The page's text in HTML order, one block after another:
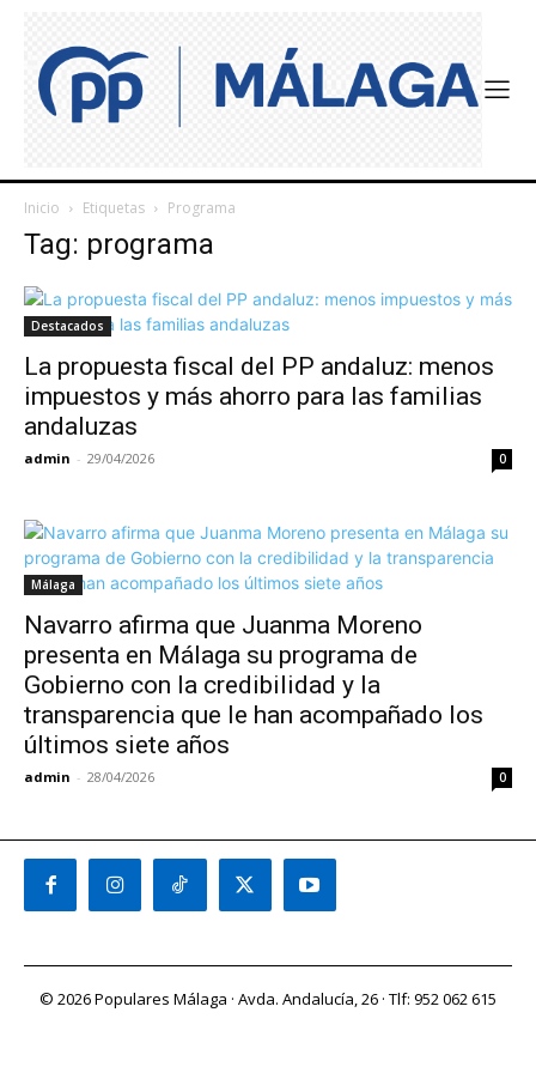
Inicio Etiquetas Programa
Tag: programa
Destacados
La propuesta fiscal del PP andaluz: menos
impuestos y más ahorro para las familias
andaluzas
admin - 29/04/2026 0
Málaga
Navarro afirma que Juanma Moreno
presenta en Málaga su programa de
Gobierno con la credibilidad y la
transparencia que le han acompañado los
últimos siete años
admin - 28/04/2026 0
© 2026 Populares Málaga · Avda. Andalucía, 26 · Tlf: 952 062 615